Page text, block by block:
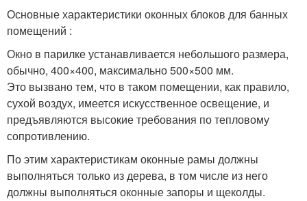
Основные характеристики оконных блоков для банных
помещений :
Окно в парилке устанавливается небольшого размера,
обычно, 400×400, максимально 500×500 мм.
Это вызвано тем, что в таком помещении, как правило,
сухой воздух, имеется искусственное освещение, и
предъявляются высокие требования по тепловому
сопротивлению.
По этим характеристикам оконные рамы должны
выполняться только из дерева, в том числе из него
должны выполняться оконные запоры и щеколды.